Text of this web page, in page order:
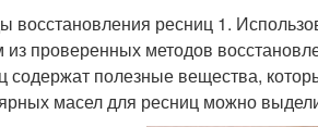
восстановления ресниц 1.
проверенных методов
содержат полезные вещества,
масел для ресниц можно